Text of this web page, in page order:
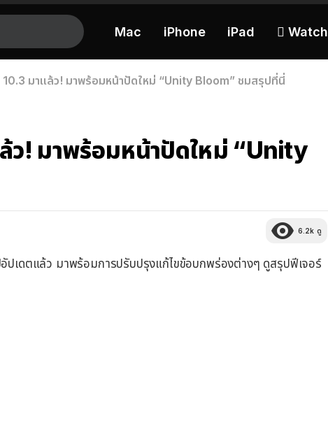
Mac iPhone iPad  Watch
มาแล้ว! มาพร้อมหน้าปัดใหม่ “Unity Bloom” ชมสรุปที่นี่
ว! มาพร้อมหน้าปัดใหม่ “Unity
6.2k ดู
อัปเดตแล้ว มาพร้อมการปรับปรุงแก้ไขข้อบกพร่องต่างๆ ดูสรุปฟีเจอร์